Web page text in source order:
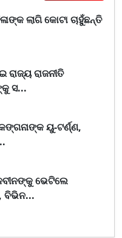
ଲାଗି କୋଟା ଚାହୁଁଛନ୍ତି
ରାଜ୍ୟ ରାଜନୀତି
ସ...
ୟୁ-ଟର୍ଣ୍ଣ,
ଭେଟିଲେ
ବିଭିନ...